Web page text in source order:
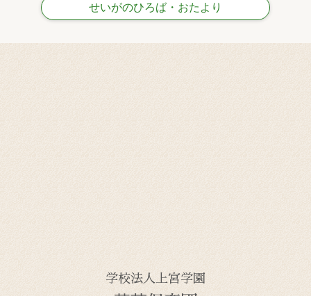
せいがのひろば・おたより
学校法人上宮学園